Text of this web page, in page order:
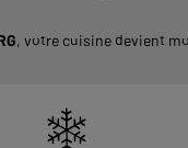
, votre cuisine devient